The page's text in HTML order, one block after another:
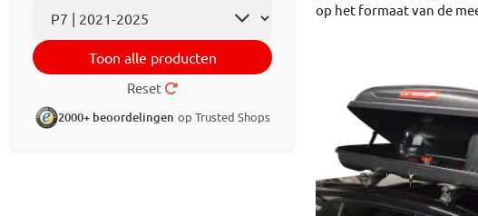
Toon alle producten
Reset
2000+ beoordelingen op Trusted Shops
op het formaat van de